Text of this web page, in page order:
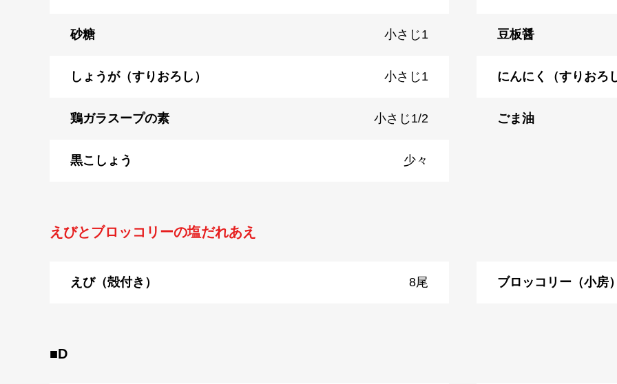
砂糖 小さじ1 豆板醤
しょうが（すりおろし） 小さじ1 にんにく（すりおろ
鶏ガラスープの素 小さじ1/2 ごま油
黒こしょう 少々
えびとブロッコリーの塩だれあえ
えび（殻付き） 8尾 ブロッコリー（小房）
■D